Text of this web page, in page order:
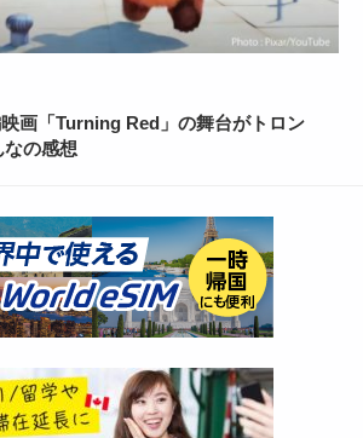
画「Turning Red」の舞台がトロン
なの感想